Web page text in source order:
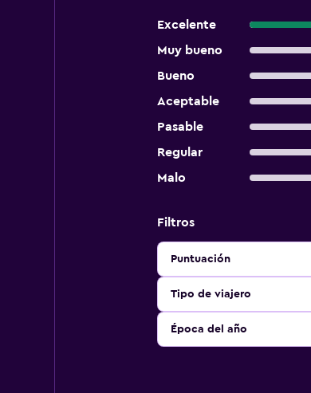
Excelente
Muy bueno
Bueno
Aceptable
Pasable
Regular
Malo
Filtros
Puntuación
Tipo de viajero
Época del año